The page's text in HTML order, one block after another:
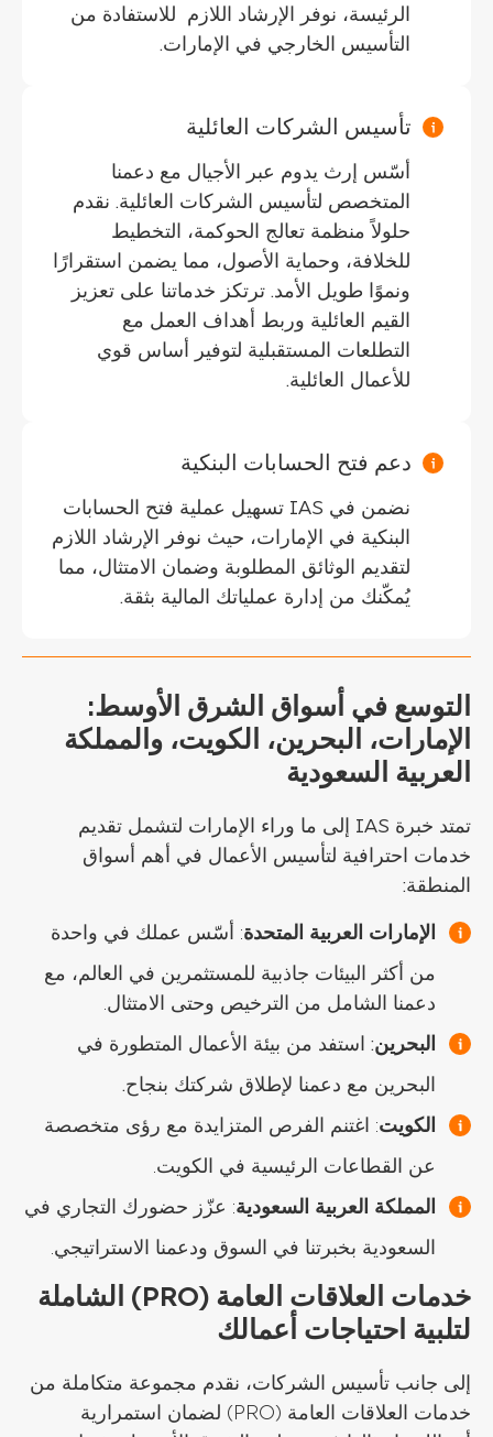
الرئيسة، نوفر الإرشاد اللازم للاستفادة من
التأسيس الخارجي في الإمارات.
تأسيس الشركات العائلية
أسّس إرث يدوم عبر الأجيال مع دعمنا
المتخصص لتأسيس الشركات العائلية. نقدم
حلولاً منظمة تعالج الحوكمة، التخطيط
للخلافة، وحماية الأصول، مما يضمن استقرارًا
ونموًا طويل الأمد. ترتكز خدماتنا على تعزيز
القيم العائلية وربط أهداف العمل مع
التطلعات المستقبلية لتوفير أساس قوي
للأعمال العائلية.
دعم فتح الحسابات البنكية
نضمن في IAS تسهيل عملية فتح الحسابات
البنكية في الإمارات، حيث نوفر الإرشاد اللازم
لتقديم الوثائق المطلوبة وضمان الامتثال، مما
يُمكّنك من إدارة عملياتك المالية بثقة.
التوسع في أسواق الشرق الأوسط:
الإمارات، البحرين، الكويت، والمملكة
العربية السعودية
تمتد خبرة IAS إلى ما وراء الإمارات لتشمل تقديم
خدمات احترافية لتأسيس الأعمال في أهم أسواق
المنطقة:
الإمارات العربية المتحدة: أسّس عملك في واحدة
من أكثر البيئات جاذبية للمستثمرين في العالم، مع
دعمنا الشامل من الترخيص وحتى الامتثال.
البحرين: استفد من بيئة الأعمال المتطورة في
البحرين مع دعمنا لإطلاق شركتك بنجاح.
الكويت: اغتنم الفرص المتزايدة مع رؤى متخصصة
عن القطاعات الرئيسية في الكويت.
المملكة العربية السعودية: عزّز حضورك التجاري في
السعودية بخبرتنا في السوق ودعمنا الاستراتيجي.
خدمات العلاقات العامة (PRO) الشاملة
لتلبية احتياجات أعمالك
إلى جانب تأسيس الشركات، نقدم مجموعة متكاملة من
خدمات العلاقات العامة (PRO) لضمان استمرارية